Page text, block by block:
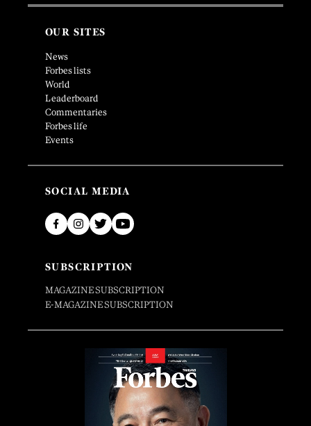
OUR SITES
News
Forbes lists
World
Leaderboard
Commentaries
Forbes life
Events
SOCIAL MEDIA
SUBSCRIPTION
MAGAZINE SUBSCRIPTION
E-MAGAZINE SUBSCRIPTION